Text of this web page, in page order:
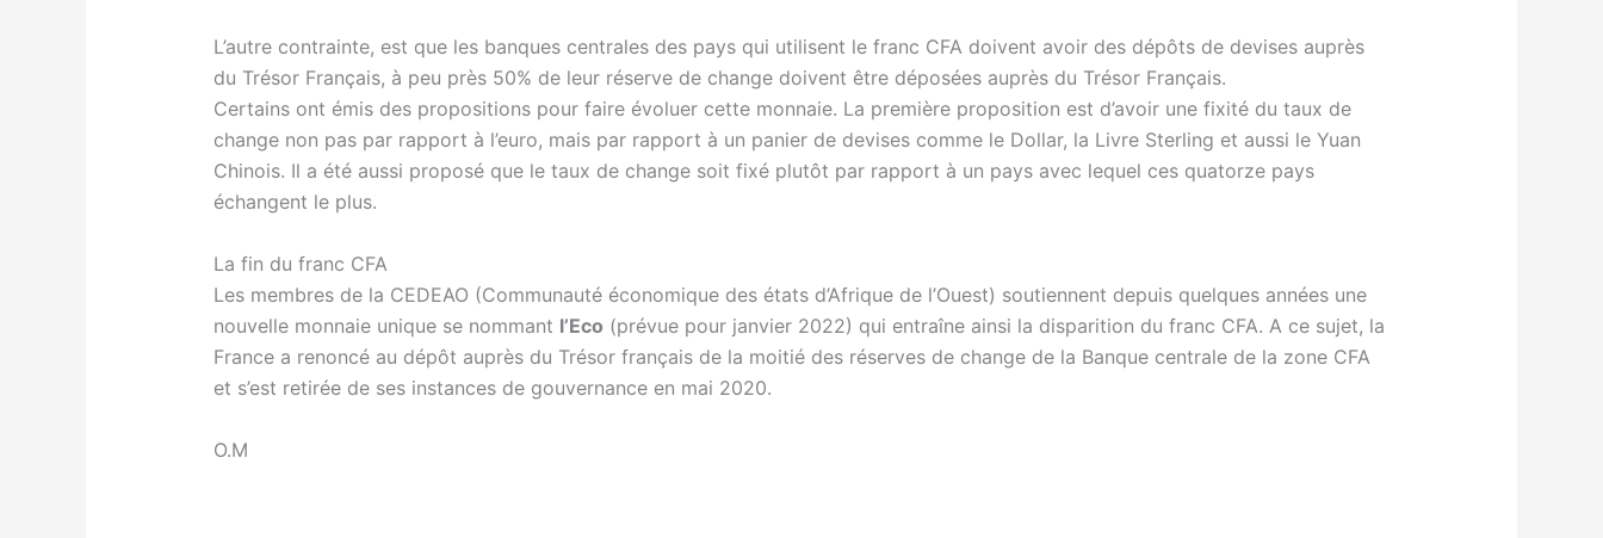
L’autre contrainte, est que les banques centrales des pays qui utilisent le franc CFA doivent avoir des dépôts de devises auprès
du Trésor Français, à peu près 50% de leur réserve de change doivent être déposées auprès du Trésor Français.
Certains ont émis des propositions pour faire évoluer cette monnaie. La première proposition est d’avoir une fixité du taux de
change non pas par rapport à l’euro, mais par rapport à un panier de devises comme le Dollar, la Livre Sterling et aussi le Yuan
Chinois. Il a été aussi proposé que le taux de change soit fixé plutôt par rapport à un pays avec lequel ces quatorze pays
échangent le plus.
La fin du franc CFA
Les membres de la CEDEAO (Communauté économique des états d’Afrique de l’Ouest) soutiennent depuis quelques années une
nouvelle monnaie unique se nommant l’Eco (prévue pour janvier 2022) qui entraîne ainsi la disparition du franc CFA. A ce sujet, la
France a renoncé au dépôt auprès du Trésor français de la moitié des réserves de change de la Banque centrale de la zone CFA
et s’est retirée de ses instances de gouvernance en mai 2020.
O.M